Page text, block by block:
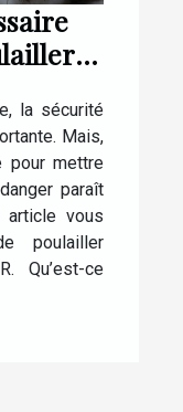
la sécurité
Mais,
pour mettre
paraît
article vous
poulailler
Qu’est-ce